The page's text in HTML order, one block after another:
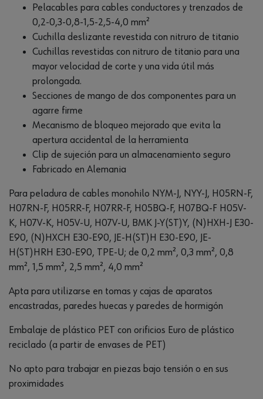
Pelacables para cables conductores y trenzados de
0,2-0,3-0,8-1,5-2,5-4,0 mm²
Cuchilla deslizante revestida con nitruro de titanio
Cuchillas revestidas con nitruro de titanio para una
mayor velocidad de corte y una vida útil más
prolongada.
Secciones de mango de dos componentes para un
agarre firme
Mecanismo de bloqueo mejorado que evita la
apertura accidental de la herramienta
Clip de sujeción para un almacenamiento seguro
Fabricado en Alemania
Para peladura de cables monohilo NYM-J, NYY-J, H05RN-F,
H07RN-F, H05RR-F, H07RR-F, H05BQ-F, H07BQ-F H05V-
K, H07V-K, H05V-U, H07V-U, BMK J-Y(ST)Y, (N)HXH-J E30-
E90, (N)HXCH E30-E90, JE-H(ST)H E30-E90, JE-
H(ST)HRH E30-E90, TPE-U; de 0,2 mm², 0,3 mm², 0,8
mm², 1,5 mm², 2,5 mm², 4,0 mm²
Apta para utilizarse en tomas y cajas de aparatos
encastradas, paredes huecas y paredes de hormigón
Embalaje de plástico PET con orificios Euro de plástico
reciclado (a partir de envases de PET)
No apto para trabajar en piezas bajo tensión o en sus
proximidades